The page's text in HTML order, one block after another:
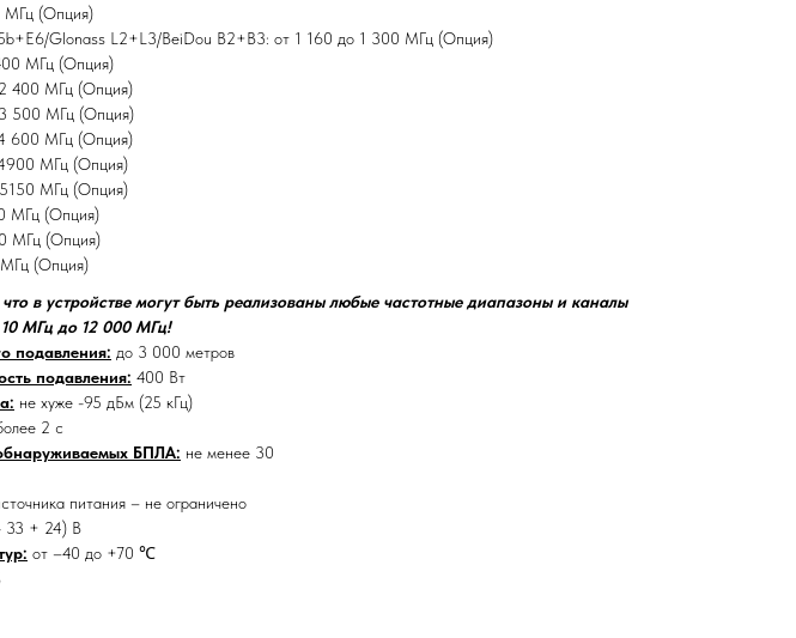
МГц (Опция)
Glonass L2+L3/BeiDou B2+B3: от 1 160 до 1 300 МГц (Опция)
МГц (Опция)
400 МГц (Опция)
500 МГц (Опция)
600 МГц (Опция)
МГц (Опция)
МГц (Опция)
МГц (Опция)
МГц (Опция)
(Опция)
в устройстве могут быть реализованы любые частотные диапазоны и каналы
МГц до 12 000 МГц!
подавления: до 3 000 метров
подавления: 400 Вт
не хуже -95 дБм (25 кГц)
2 с
БПЛА: не менее 30
питания – не ограничено
33 + 24) В
от –40 до +70 ℃